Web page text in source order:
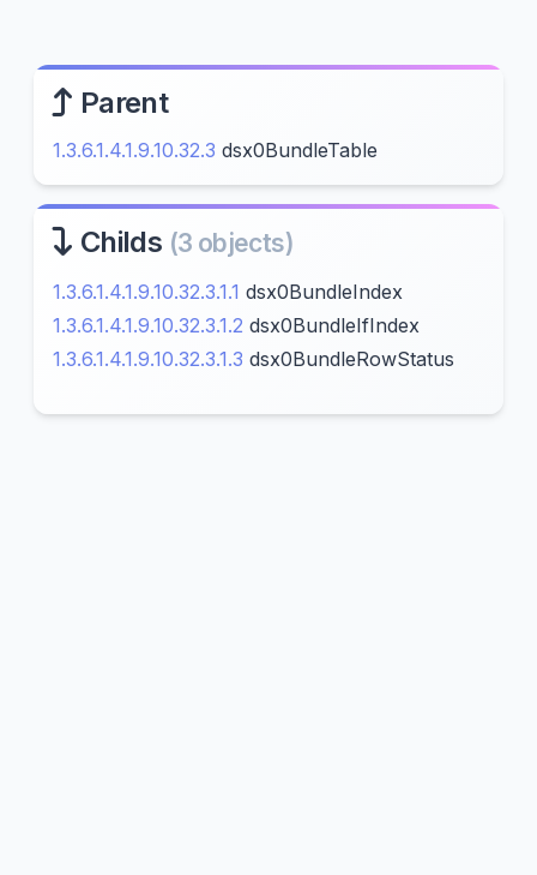
Parent
1.3.6.1.4.1.9.10.32.3 dsx0BundleTable
Childs (3 objects)
1.3.6.1.4.1.9.10.32.3.1.1 dsx0BundleIndex
1.3.6.1.4.1.9.10.32.3.1.2 dsx0BundleIfIndex
1.3.6.1.4.1.9.10.32.3.1.3 dsx0BundleRowStatus